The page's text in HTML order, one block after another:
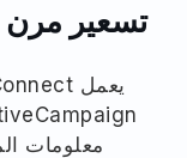
تسعير مرن
معلومات